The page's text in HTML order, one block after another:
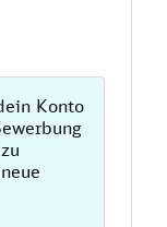
Konto